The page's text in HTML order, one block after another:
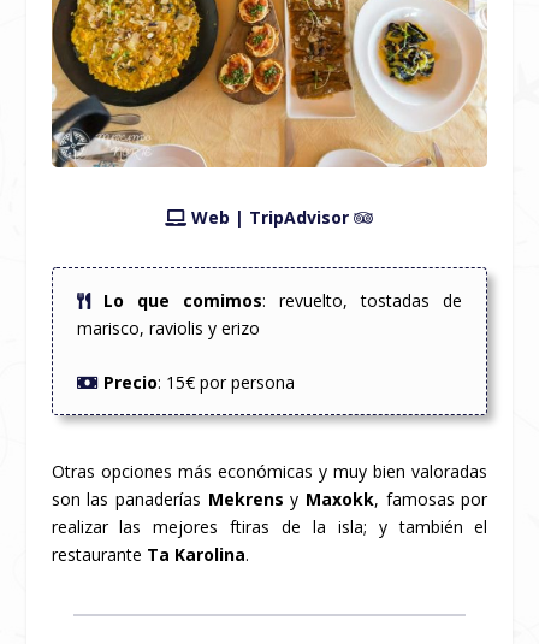
Web | TripAdvisor
Lo que comimos: revuelto, tostadas de
marisco, raviolis y erizo
Precio: 15€ por persona
Otras opciones más económicas y muy bien valoradas
son las panaderías Mekrens y Maxokk, famosas por
realizar las mejores ftiras de la isla; y también el
restaurante Ta Karolina.